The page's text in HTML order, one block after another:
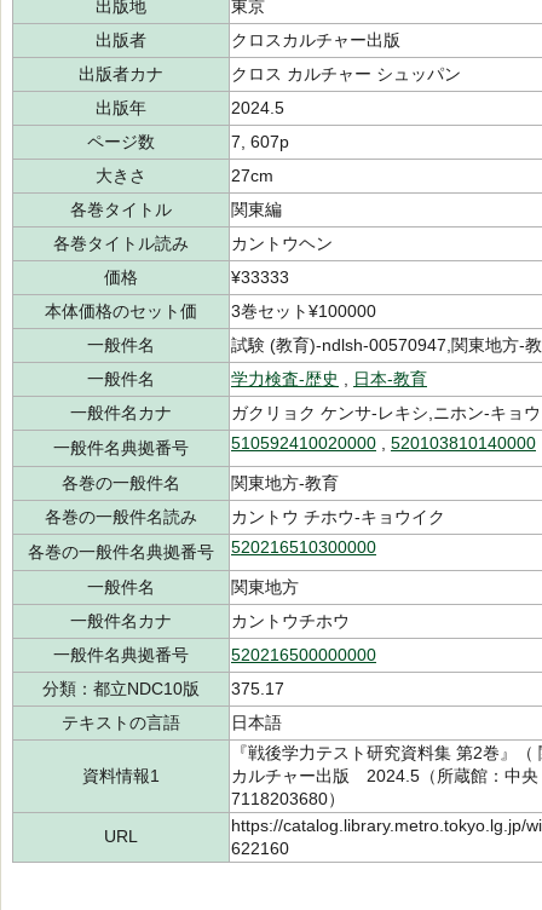
出版地
東京
出版者
クロスカルチャー出版
出版者カナ
クロス カルチャー シュッパン
出版年
2024.5
ページ数
7, 607p
大きさ
27cm
各巻タイトル
関東編
各巻タイトル読み
カントウヘン
価格
¥33333
本体価格のセット価
3巻セット¥100000
一般件名
試験 (教育)-ndlsh-00570947,関東地方-
一般件名
学力検査-歴史
日本-教育
一般件名カナ
ガクリョク ケンサ-レキシ,ニホン-キョ
一般件名典拠番号
510592410020000 520103810140000
各巻の一般件名
関東地方-教育
各巻の一般件名読み
カントウ チホウ-キョウイク
各巻の一般件名典拠番号
520216510300000
一般件名
関東地方
一般件名カナ
カントウチホウ
一般件名典拠番号
520216500000000
分類：都立NDC10版
375.17
テキストの言語
日本語
資料情報1
『戦後学力テスト研究資料集 第2巻
カルチャー出版 2024.5（所蔵館：
7118203680）
URL
https://catalog.library.metro.tokyo.lg.jp/
622160